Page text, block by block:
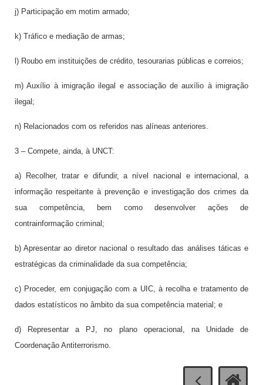
j) Participação em motim armado;
k) Tráfico e mediação de armas;
l) Roubo em instituições de crédito, tesourarias públicas e correios;
m) Auxílio à imigração ilegal e associação de auxílio à imigração
ilegal;
n) Relacionados com os referidos nas alíneas anteriores.
3 – Compete, ainda, à UNCT:
a) Recolher, tratar e difundir, a nível nacional e internacional, a
informação respeitante à prevenção e investigação dos crimes da
sua competência, bem como desenvolver ações de
contrainformação criminal;
b) Apresentar ao diretor nacional o resultado das análises táticas e
estratégicas da criminalidade da sua competência;
c) Proceder, em conjugação com a UIC, à recolha e tratamento de
dados estatísticos no âmbito da sua competência material; e
d) Representar a PJ, no plano operacional, na Unidade de
Coordenação Antiterrorismo.